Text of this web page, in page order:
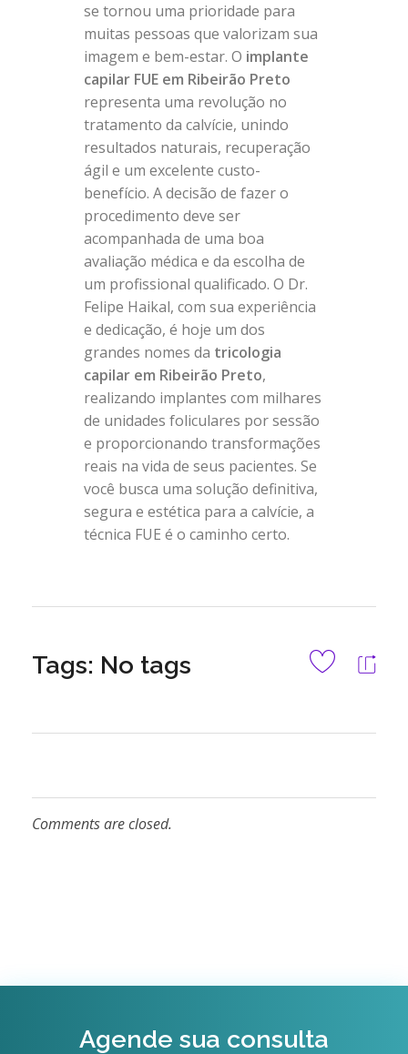
se tornou uma prioridade para
muitas pessoas que valorizam sua
imagem e bem-estar. O implante
capilar FUE em Ribeirão Preto
representa uma revolução no
tratamento da calvície, unindo
resultados naturais, recuperação
ágil e um excelente custo-
benefício. A decisão de fazer o
procedimento deve ser
acompanhada de uma boa
avaliação médica e da escolha de
um profissional qualificado. O Dr.
Felipe Haikal, com sua experiência
e dedicação, é hoje um dos
grandes nomes da tricologia
capilar em Ribeirão Preto,
realizando implantes com milhares
de unidades foliculares por sessão
e proporcionando transformações
reais na vida de seus pacientes. Se
você busca uma solução definitiva,
segura e estética para a calvície, a
técnica FUE é o caminho certo.
Tags: No tags
Comments are closed.
Agende sua consulta